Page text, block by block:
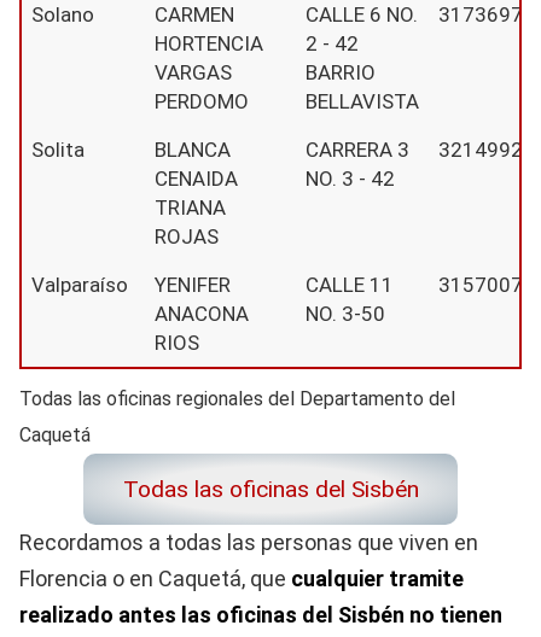
Solano
CARMEN
HORTENCIA
VARGAS
PERDOMO
CALLE 6 NO.
2 - 42
BARRIO
BELLAVISTA
Solita
BLANCA
CENAIDA
TRIANA
ROJAS
CARRERA 3
NO. 3 - 42
Valparaíso
YENIFER
ANACONA
RIOS
CALLE 11
NO. 3-50
Todas las oficinas regionales del Departamento del
Caquetá
Todas las oficinas del Sisbén
Recordamos a todas las personas que viven en
Florencia o en Caquetá, que cualquier tramite
realizado antes las oficinas del Sisbén no tienen